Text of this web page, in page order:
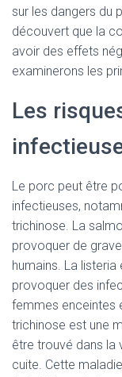
sur les dangers du
découvert que la
avoir des effets
examinerons les
Les
Le porc peut être
infectieuses,
trichinose. La
provoquer de
humains. La
provoquer des
femmes enceintes
trichinose est une
être trouvé dans la
cuite. Cette